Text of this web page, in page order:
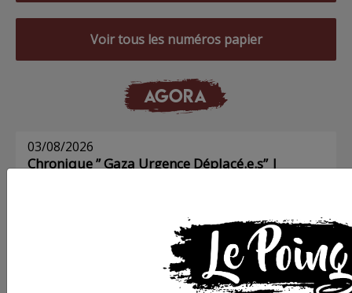
Voir tous les numéros papier
AGORA
03/08/2026
Chronique ” Gaza Urgence Déplacé.e.s” |
Chronique ” Gaza Urgence Déplacé.e.s” | Gaza
n’a pas besoin de déclarations d’inquiétude